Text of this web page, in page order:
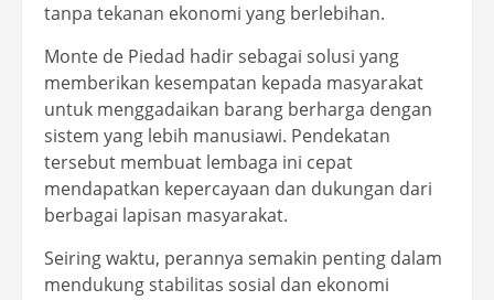
tanpa tekanan ekonomi yang berlebihan.
Monte de Piedad hadir sebagai solusi yang
memberikan kesempatan kepada masyarakat
untuk menggadaikan barang berharga dengan
sistem yang lebih manusiawi. Pendekatan
tersebut membuat lembaga ini cepat
mendapatkan kepercayaan dan dukungan dari
berbagai lapisan masyarakat.
Seiring waktu, perannya semakin penting dalam
mendukung stabilitas sosial dan ekonomi